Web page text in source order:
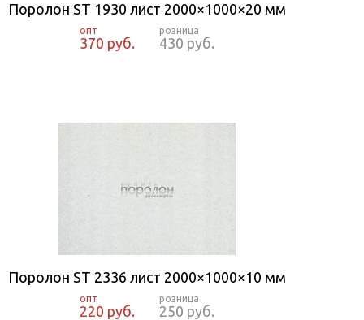
Поролон ST 1930 лист 2000×1000×20 мм
370 руб. 430 руб.
Поролон ST 2336 лист 2000×1000×10 мм
220 руб. 250 руб.